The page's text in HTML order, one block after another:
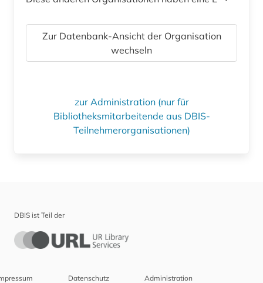
Zur Datenbank-Ansicht der Organisation
wechseln
zur Administration (nur für
Bibliotheksmitarbeitende aus DBIS-
Teilnehmerorganisationen)
DBIS ist Teil der
Datenschutz Administration